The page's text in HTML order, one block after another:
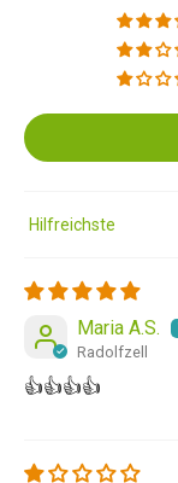
Sort by
Maria A.S.
Radolfzell
👍👍👍👍